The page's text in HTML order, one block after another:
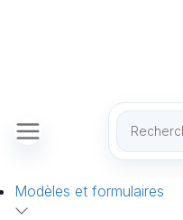
Modèles et formulaires